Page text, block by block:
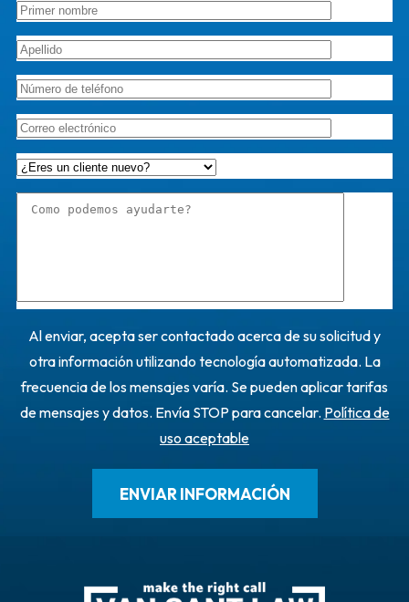
Al enviar, acepta ser contactado acerca de su solicitud y
otra información utilizando tecnología automatizada. La
frecuencia de los mensajes varía. Se pueden aplicar tarifas
de mensajes y datos. Envía STOP para cancelar. Política de
uso aceptable